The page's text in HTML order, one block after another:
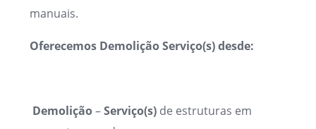
manuais.
Oferecemos Demolição Serviço(s) desde:
Demolição–Serviço(s) de estruturas em